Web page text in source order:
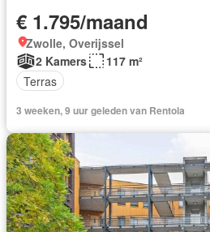
€ 1.795/maand
Zwolle, Overijssel
2 Kamers
117 m²
Terras
3 weeken, 9 uur geleden van Rentola